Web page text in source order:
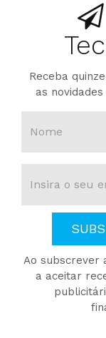
Receba
as
Ao subscrever
a aceitar